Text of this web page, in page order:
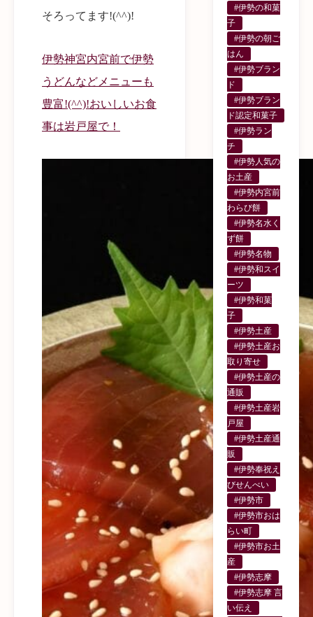
そろってます!(^^)!
伊勢神宮内宮前で伊勢
うどんなどメニューも
豊富!(^^)!おいしいお食
事は岩戸屋で！
#伊勢の和菓
子
#伊勢の朝ご
はん
#伊勢ブラン
ド
#伊勢ブラン
ド認定和菓子
#伊勢ラン
チ
#伊勢人気の
お土産
#伊勢内宮前
わらび餅
#伊勢名水く
ず餅
#伊勢名物
#伊勢和スイ
ーツ
#伊勢和菓
子
#伊勢土産
#伊勢土産お
取り寄せ
#伊勢土産の
通販
#伊勢土産岩
戸屋
#伊勢土産通
販
#伊勢奉祝え
びせんべい
#伊勢市
#伊勢市おは
らい町
#伊勢市お土
産
#伊勢志摩
#伊勢志摩 言
い伝え